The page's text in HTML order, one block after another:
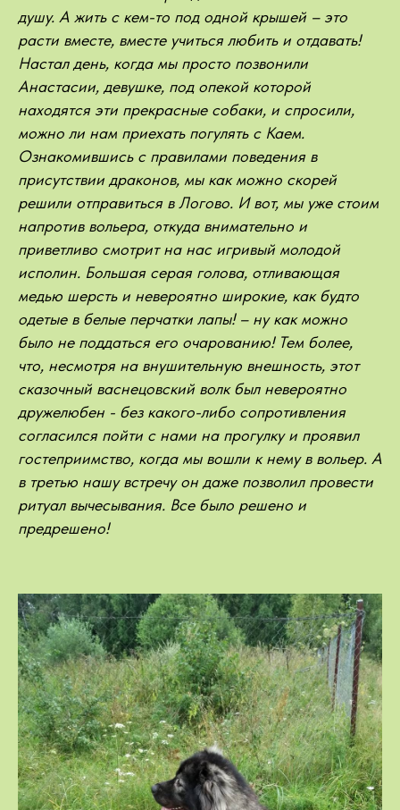
душу. А жить с кем-то под одной крышей – это
расти вместе, вместе учиться любить и отдавать!
Настал день, когда мы просто позвонили
Анастасии, девушке, под опекой которой
находятся эти прекрасные собаки, и спросили,
можно ли нам приехать погулять с Каем.
Ознакомившись с правилами поведения в
присутствии драконов, мы как можно скорей
решили отправиться в Логово. И вот, мы уже стоим
напротив вольера, откуда внимательно и
приветливо смотрит на нас игривый молодой
исполин. Большая серая голова, отливающая
медью шерсть и невероятно широкие, как будто
одетые в белые перчатки лапы! – ну как можно
было не поддаться его очарованию! Тем более,
что, несмотря на внушительную внешность, этот
сказочный васнецовский волк был невероятно
дружелюбен - без какого-либо сопротивления
согласился пойти с нами на прогулку и проявил
гостеприимство, когда мы вошли к нему в вольер. А
в третью нашу встречу он даже позволил провести
ритуал вычесывания. Все было решено и
предрешено!